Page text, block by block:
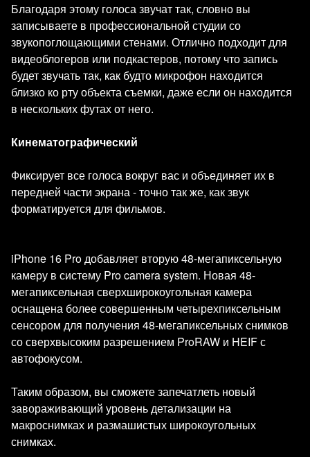
Благодаря этому голоса звучат так, словно вы
записываете в профессиональной студии со
звукопоглощающими стенами. Отлично подходит для
видеоблогеров или подкастеров, потому что запись
будет звучать так, как будто микрофон находится
близко ко рту объекта съемки, даже если он находится
в нескольких футах от него.
Кинематографический
Фиксирует все голоса вокруг вас и объединяет их в
передней части экрана - точно так же, как звук
форматируется для фильмов.
iPhone 16 Pro добавляет вторую 48-мегапиксельную
камеру в систему Pro camera system. Новая 48-
мегапиксельная сверхширокоугольная камера
оснащена более совершенным четырехпиксельным
сенсором для получения 48-мегапиксельных снимков
со сверхвысоким разрешением ProRAW и HEIF с
автофокусом.
Таким образом, вы сможете запечатлеть новый
завораживающий уровень детализации на
макроснимках и размашистых широкоугольных
снимках.